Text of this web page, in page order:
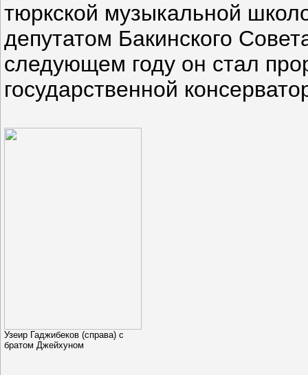
тюркской музыкальной
депутатом Бакинского
следующем году он стал
государственной
Узеир Гаджибеков (справа) с
братом Джейхуном